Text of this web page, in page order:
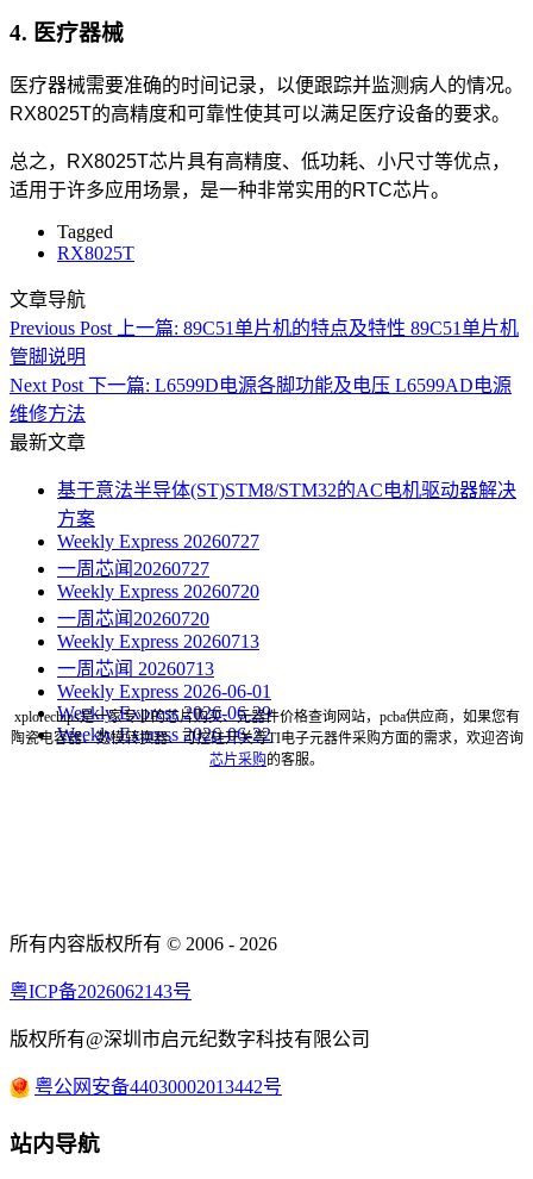
4. 医疗器械
医疗器械需要准确的时间记录，以便跟踪并监测病人的情况。
RX8025T的高精度和可靠性使其可以满足医疗设备的要求。
总之，RX8025T芯片具有高精度、低功耗、小尺寸等优点，
适用于许多应用场景，是一种非常实用的RTC芯片。
Tagged
RX8025T
文章导航
Previous Post 上一篇: 89C51单片机的特点及特性 89C51单片机
管脚说明
Next Post 下一篇: L6599D电源各脚功能及电压 L6599AD电源
维修方法
最新文章
基于意法半导体(ST)STM8/STM32的AC电机驱动器解决
方案
Weekly Express 20260727
一周芯闻20260727
Weekly Express 20260720
一周芯闻20260720
Weekly Express 20260713
一周芯闻 20260713
Weekly Express 2026-06-01
Weekly Express 2026-06-29
Weekly Express 2026-06-22
xplorechips是一家专业的芯片购买、元器件价格查询网站，pcba供应商，如果您有
陶瓷电容器、数模转换器、可控硅开关等TI电子元器件采购方面的需求，欢迎咨询
芯片采购的客服。
所有内容版权所有 © 2006 - 2026
粤ICP备2026062143号
版权所有@深圳市启元纪数字科技有限公司
粤公网安备44030002013442号
站内导航